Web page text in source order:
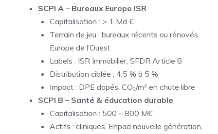
SCPI A – Bureaux Europe ISR
Capitalisation : > 1 Md €
Terrain de jeu : bureaux récents ou rénovés,
Europe de l’Ouest
Labels : ISR Immobilier, SFDR Article 8
Distribution ciblée : 4,5 % à 5 %
Impact : DPE dopés, CO₂/m² en chute libre
SCPI B – Santé & éducation durable
Capitalisation : 500 – 800 M€
Actifs : cliniques, Ehpad nouvelle génération,